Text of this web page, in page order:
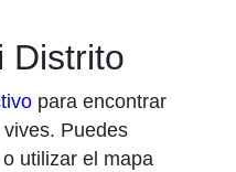
Distrito
para encontrar
Puedes
utilizar el mapa